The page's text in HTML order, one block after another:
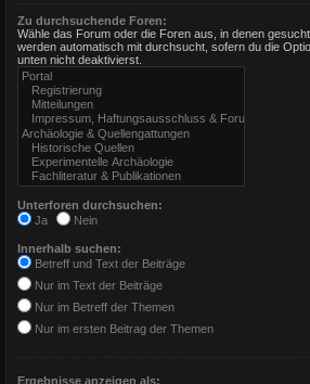
Zu durchsuchende Foren:
Wähle das Forum oder die Foren aus, in denen
werden automatisch mit durchsucht, sofern du die
unten nicht deaktivierst.
Unterforen durchsuchen:
Ja
Nein
Innerhalb suchen:
Betreff und Text der Beiträge
Nur im Text der Beiträge
Nur im Betreff der Themen
Nur im ersten Beitrag der Themen
Ergebnisse anzeigen als: